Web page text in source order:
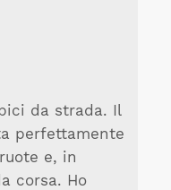
da strada. Il
perfettamente
e, in
corsa. Ho